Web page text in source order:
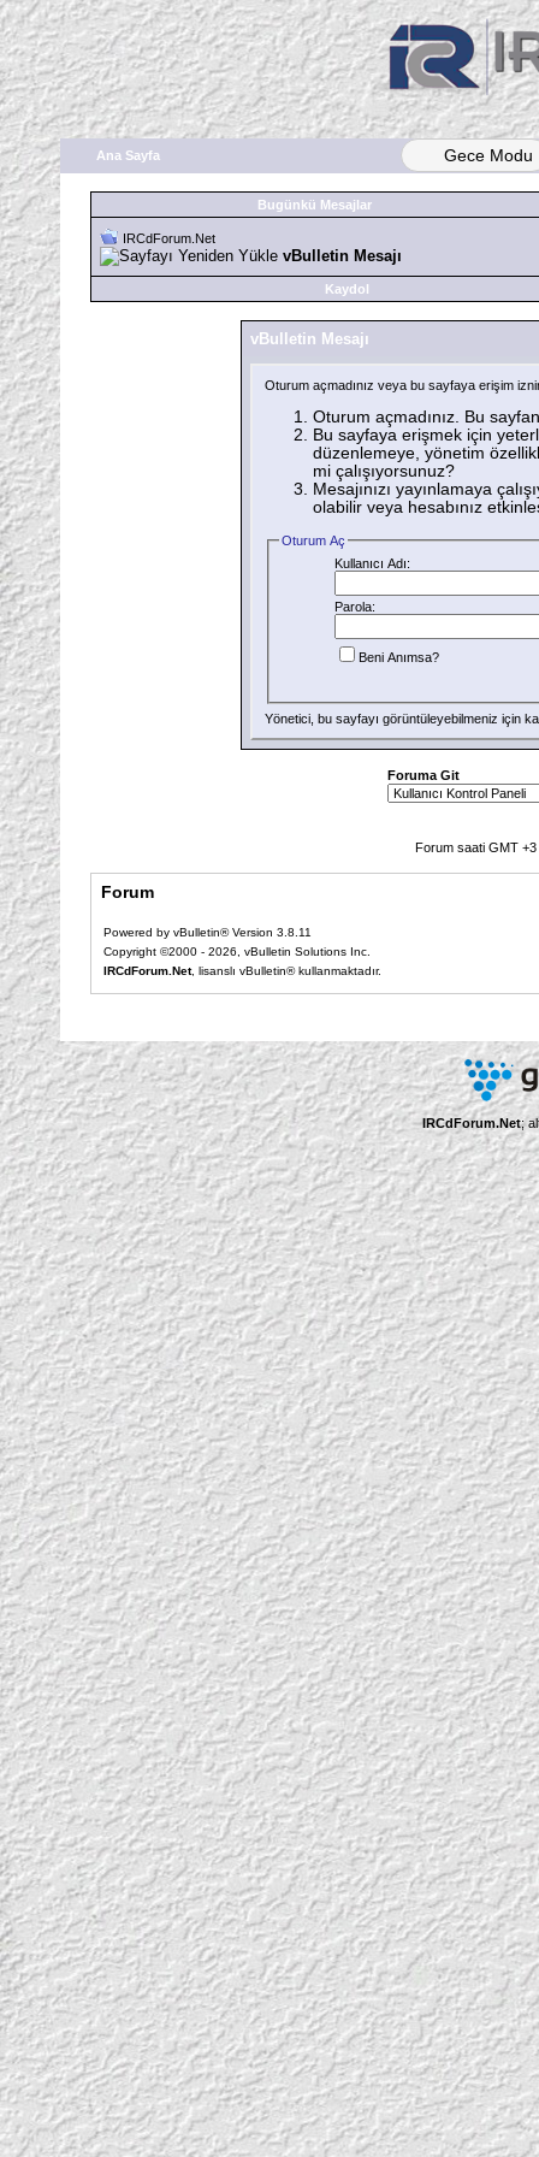
Ana Sayfa Gece Modu
Bugünkü Mesajlar
IRCdForum.Net
vBulletin Mesajı
Kaydol
vBulletin Mesajı
Oturum açmadınız veya bu sayfaya erişim
Oturum açmadınız. Bu
Bu sayfaya erişmek için
düzenlemeye, yönetim
mi çalışıyorsunuz?
Mesajınızı yayınlamaya
olabilir veya hesabınız
Oturum Aç
Kullanıcı Adı:
Parola:
Beni Anımsa?
Yönetici, bu sayfayı görüntüleyebilmeniz için
Foruma Git
Forum saati GMT
Forum
Powered by vBulletin® Version 3.8.11
Copyright ©2000 - 2026, vBulletin Solutions Inc.
IRCdForum.Net, lisanslı vBulletin® kullanmaktadır.
IRCdForum.Net;